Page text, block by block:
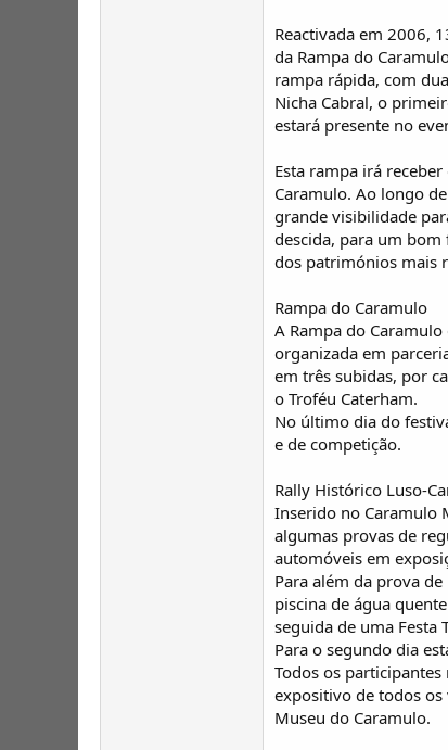
Reactivada em 2006,
da Rampa do
rampa rápida, com
Nicha Cabral, o
estará presente no
Esta rampa irá
Caramulo. Ao longo
grande visibilidade
descida, para um
dos patrimónios mais
Rampa do Caramulo
A Rampa do
organizada em
em três subidas, por
o Troféu Caterham.
No último dia do
e de competição.
Rally Histórico Luso-
Inserido no Caramulo
algumas provas de
automóveis em
Para além da prova
piscina de água
seguida de uma Festa
Para o segundo dia
Todos os
expositivo de todos
Museu do Caramulo.